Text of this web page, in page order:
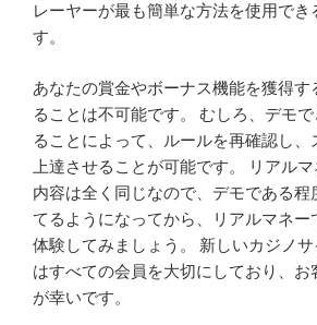
レーヤーが最も簡単な方法を使用でき
す。
あなたの賞金やボーナス機能を獲得す
ることは不可能です。 むしろ、デモ
ることによって、ルールを再確認し、
上達させることが可能です。 リアル
内容は全く同じなので、デモである程
てるようになってから、リアルマネー
体験してみましょう。 新しいカジノ
はすべての会員を大切にしており、お
が幸いです。